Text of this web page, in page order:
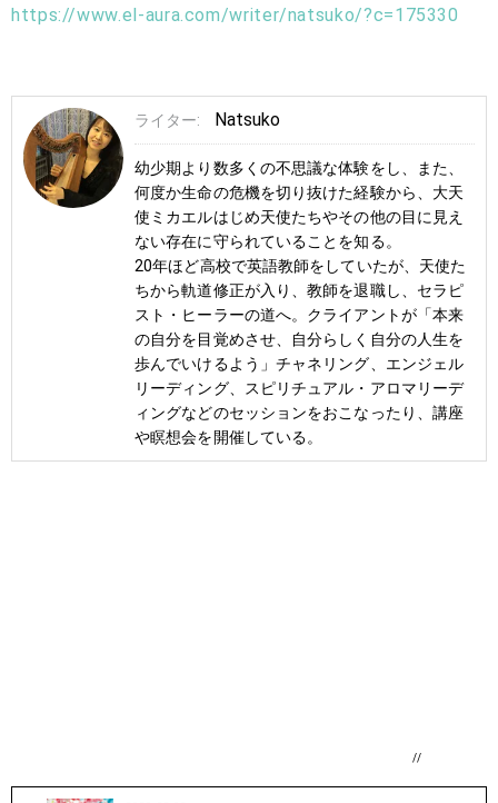
https://www.el-aura.com/writer/natsuko/?c=175330
ライター: Natsuko
幼少期より数多くの不思議な体験をし、また、
何度か生命の危機を切り抜けた経験から、大天
使ミカエルはじめ天使たちやその他の目に見え
ない存在に守られていることを知る。
20年ほど高校で英語教師をしていたが、天使た
ちから軌道修正が入り、教師を退職し、セラピ
スト・ヒーラーの道へ。クライアントが「本来
の自分を目覚めさせ、自分らしく自分の人生を
歩んでいけるよう」チャネリング、エンジェル
リーディング、スピリチュアル・アロマリーデ
ィングなどのセッションをおこなったり、講座
や瞑想会を開催している。
//